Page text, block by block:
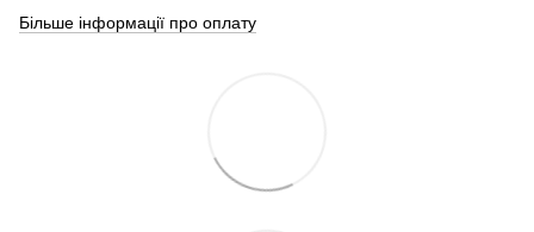
Більше інформації про оплату